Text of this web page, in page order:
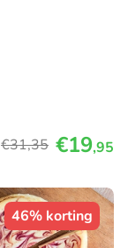
€31,35 €19,95
46% korting